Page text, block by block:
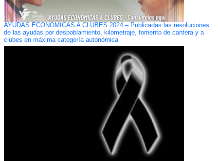
AYUDAS ECONÓMICAS A CLUBES 2024 – Publicadas las resoluciones
de las ayudas por despoblamiento, kilometraje, fomento de cantera y a
clubes en máxima categoría autonómica